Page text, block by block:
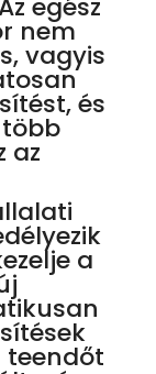
egész
nem
vagyis
és
az
a
teendőt